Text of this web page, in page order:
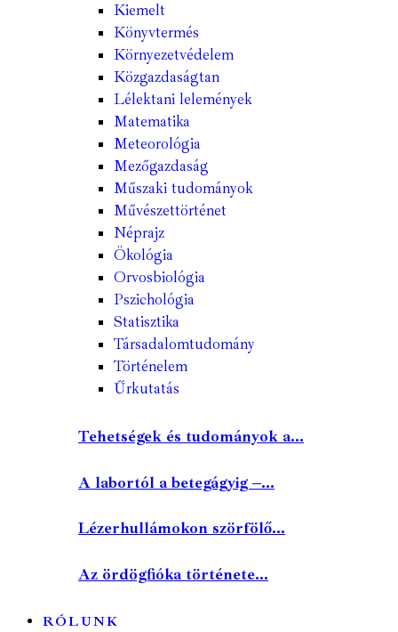
Kiemelt
Könyvtermés
Környezetvédelem
Közgazdaságtan
Lélektani lelemények
Matematika
Meteorológia
Mezőgazdaság
Műszaki tudományok
Művészettörténet
Néprajz
Ökológia
Orvosbiológia
Pszichológia
Statisztika
Társadalomtudomány
Történelem
Űrkutatás
Tehetségek és tudományok a...
A labortól a betegágyig –...
Lézerhullámokon szörfölő...
Az ördögfióka története...
RÓLUNK